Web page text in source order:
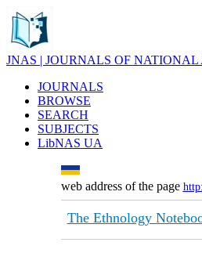
JNAS | JOURNALS OF
JOURNALS
BROWSE
SEARCH
SUBJECTS
LibNAS UA
web address of the page
The Ethnology